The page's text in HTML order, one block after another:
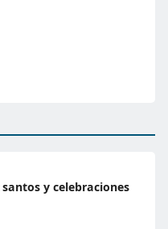
y celebraciones